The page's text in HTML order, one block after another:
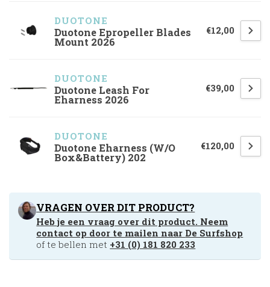
DUOTONE
Duotone Epropeller Blades
Mount 2026
€12,00
DUOTONE
Duotone Leash For
Eharness 2026
€39,00
DUOTONE
Duotone Eharness (W/O
Box&Battery) 202
€120,00
VRAGEN OVER DIT PRODUCT?
Heb je een vraag over dit product. Neem
contact op door te mailen naar De Surfshop
of te bellen met +31 (0) 181 820 233